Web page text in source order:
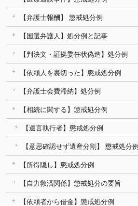
【弁護士報酬】 懲戒処分例
【国選弁護人】処分例と記事
【判決文・証拠委任状偽造】処分例
【依頼人を裏切った】懲戒処分例
【弁護士会費滞納】処分例
【相続に関する】懲戒処分例
【遺言執行者】懲戒処分例
【意思確認せず遺産分割】 懲戒処分例
【所得隠し】懲戒処分例
【自力救済関係】懲戒処分の要旨
【依頼者から借金】懲戒処分例